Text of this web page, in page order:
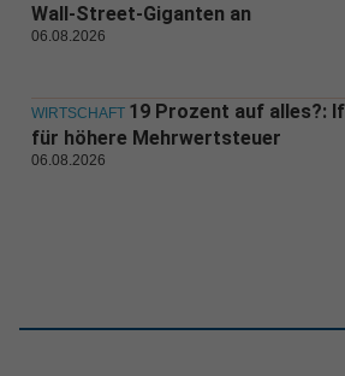
Wall-Street-Giganten an
06.08.2026
WIRTSCHAFT 19 Prozent auf alles?:
für höhere Mehrwertsteuer
06.08.2026